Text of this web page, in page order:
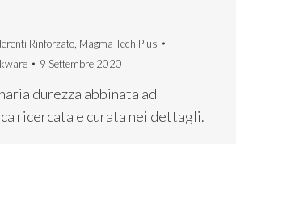
Rinforzato Magma-Tech Plus
9 Settembre 2020
durezza abbinata ad
ricercata e curata nei dettagli.